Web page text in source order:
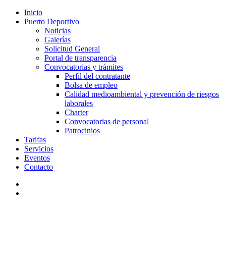
Inicio
Puerto Deportivo
Noticias
Galerías
Solicitud General
Portal de transparencia
Convocatorias y trámites
Perfil del contratante
Bolsa de empleo
Calidad medioambiental y prevención de riesgos
laborales
Charter
Convocatorias de personal
Patrocinios
Tarifas
Servicios
Eventos
Contacto